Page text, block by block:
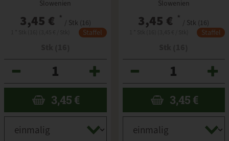
Slowenien
3,45 € * / Stk (16)
Staffel
3,45 €
Slowenien
3,45 € * / Stk (16)
Staffel
3,45 €